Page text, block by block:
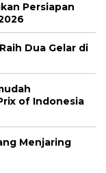
Persiapan
Dua Gelar di
of Indonesia
Menjaring